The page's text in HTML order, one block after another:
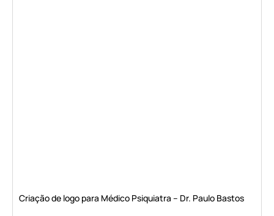
Criação de logo para Médico Psiquiatra – Dr. Paulo Bastos